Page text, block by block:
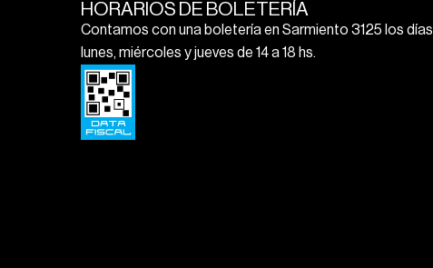
HORARIOS DE BOLETERÍA
Contamos con una boletería en Sarmiento 3125 los días
lunes, miércoles y jueves de 14 a 18 hs.